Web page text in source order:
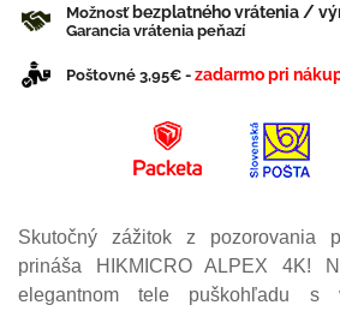
Možnosťbezplatného vrátenia /
Garancia vrátenia peňazí
Poštovné 3,95€ - zadarmo pri
Skutočný zážitok z pozorovania
prináša HIKMICRO ALPEX 4K!
elegantnom tele puškohľadu s